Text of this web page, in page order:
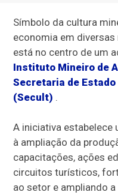
Símbolo da cultura
economia em
está no centro de um
Instituto Mineiro de
Secretaria de
(Secult) .
A iniciativa estabelece
à ampliação da
capacitações, ações
circuitos turísticos,
ao setor e ampliando